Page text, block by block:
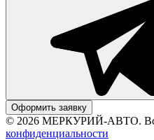
Оформить заявку
© 2026 МЕРКУРИЙ-АВТО.
конфиденциальности